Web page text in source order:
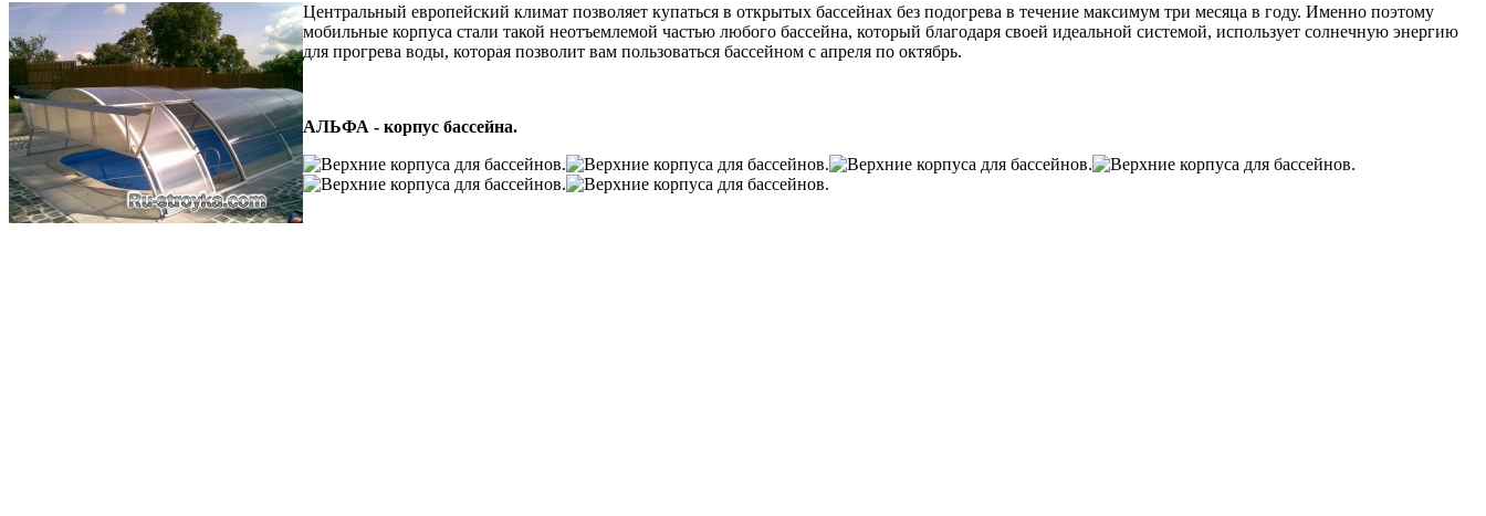
Центральный европейский климат позволяет купаться в открытых бассейнах без подогрева в течение максимум три месяца в году. Именно поэтому
мобильные корпуса стали такой неотъемлемой частью любого бассейна, который благодаря своей идеальной системой, использует солнечную энергию
для прогрева воды, которая позволит вам пользоваться бассейном с апреля по октябрь.
АЛЬФА - корпус бассейна.